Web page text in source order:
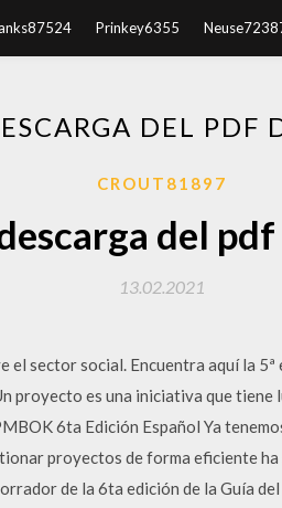
Prinkey6355
DEL PDF
CROUT81897
del
13.02.2021
sector social. Encuentra aquí la
proyecto es una iniciativa que
6ta Edición Español Ya
proyectos de forma eficiente
de la 6ta edición de la Guía